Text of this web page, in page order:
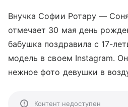
Внучка Софии Ротару —
отмечает 30 мая день
бабушка поздравила с 17-
модель в своем Instagram.
нежное фото девушки в
Контент недоступен